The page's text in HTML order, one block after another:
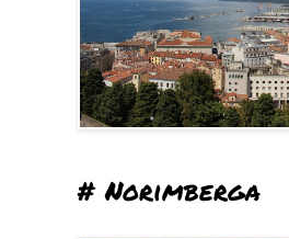
# Norimberga